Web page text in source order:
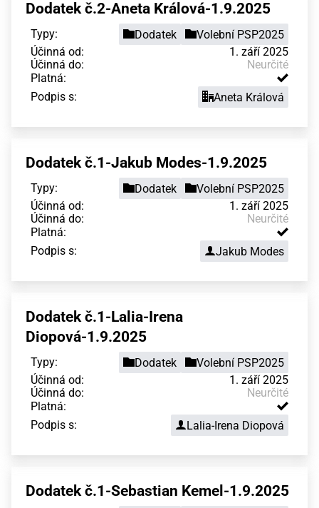
Dodatek č.2-Aneta Králová-1.9.2025
Typy: Dodatek
Volební PSP2025
Účinná od:
1. září 2025
Účinná do:
Neurčité
Platná:
Podpis s:
Aneta Králová
Dodatek č.1-Jakub Modes-1.9.2025
Typy: Dodatek
Volební PSP2025
Účinná od:
1. září 2025
Účinná do:
Neurčité
Platná:
Podpis s:
Jakub Modes
Dodatek č.1-Lalia-Irena
Diopová-1.9.2025
Typy: Dodatek
Volební PSP2025
Účinná od:
1. září 2025
Účinná do:
Neurčité
Platná:
Podpis s:
Lalia-Irena Diopová
Dodatek č.1-Sebastian Kemel-1.9.2025